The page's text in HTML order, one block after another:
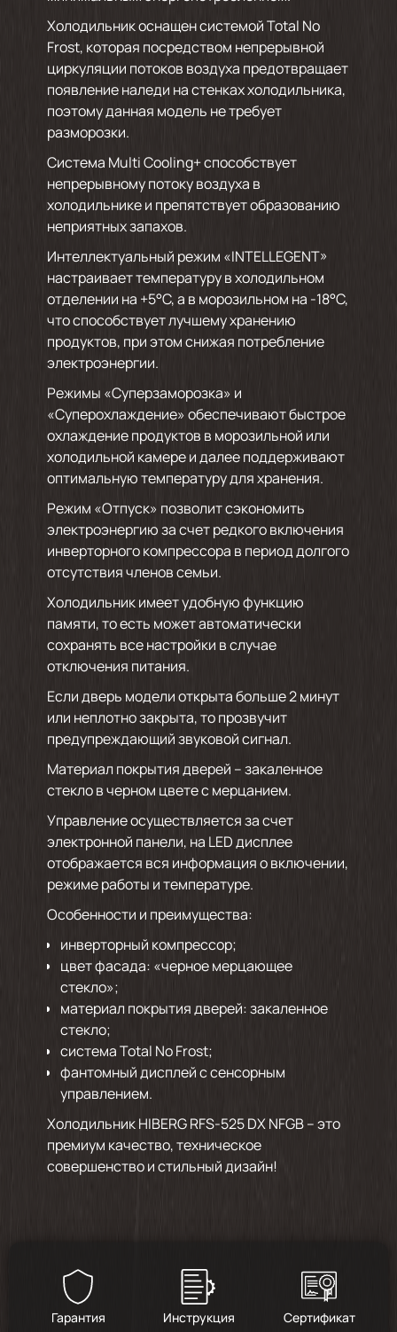
Холодильник оснащен системой Total No
Frost, которая посредством непрерывной
циркуляции потоков воздуха предотвращает
появление наледи на стенках холодильника,
поэтому данная модель не требует
разморозки.
Система Multi Cooling+ способствует
непрерывному потоку воздуха в
холодильнике и препятствует образованию
неприятных запахов.
Интеллектуальный режим «INTELLEGENT»
настраивает температуру в холодильном
отделении на +5°C, а в морозильном на -18°C,
что способствует лучшему хранению
продуктов, при этом снижая потребление
электроэнергии.
Режимы «Суперзаморозка» и
«Суперохлаждение» обеспечивают быстрое
охлаждение продуктов в морозильной или
холодильной камере и далее поддерживают
оптимальную температуру для хранения.
Режим «Отпуск» позволит сэкономить
электроэнергию за счет редкого включения
инверторного компрессора в период долгого
отсутствия членов семьи.
Холодильник имеет удобную функцию
памяти, то есть может автоматически
сохранять все настройки в случае
отключения питания.
Если дверь модели открыта больше 2 минут
или неплотно закрыта, то прозвучит
предупреждающий звуковой сигнал.
Материал покрытия дверей – закаленное
стекло в черном цвете с мерцанием.
Управление осуществляется за счет
электронной панели, на LED дисплее
отображается вся информация о включении,
режиме работы и температуре.
Особенности и преимущества:
инверторный компрессор;
цвет фасада: «черное мерцающее
стекло»;
материал покрытия дверей: закаленное
стекло;
система Total No Frost;
фантомный дисплей с сенсорным
управлением.
Холодильник HIBERG RFS-525 DX NFGB – это
премиум качество, техническое
совершенство и стильный дизайн!
Гарантия Инструкция Сертификат